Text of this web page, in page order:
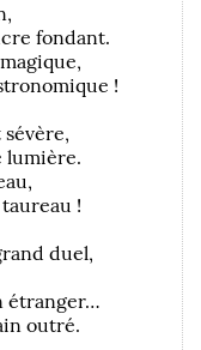
fondant.
!
lumière.
!
duel,
étranger…
outré.